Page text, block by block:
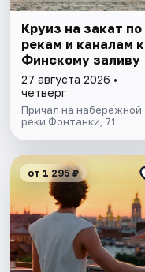
Круиз на закат по
рекам и каналам к
Финскому заливу
27 августа 2026 •
четверг
Причал на набережной
реки Фонтанки, 71
от 1 295 ₽